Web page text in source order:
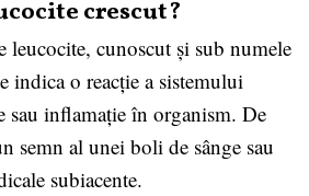
crescut?
leucocite, cunoscut și sub numele
indica o reacție a sistemului
sau inflamație în organism. De
semn al unei boli de sânge sau
subiacente.